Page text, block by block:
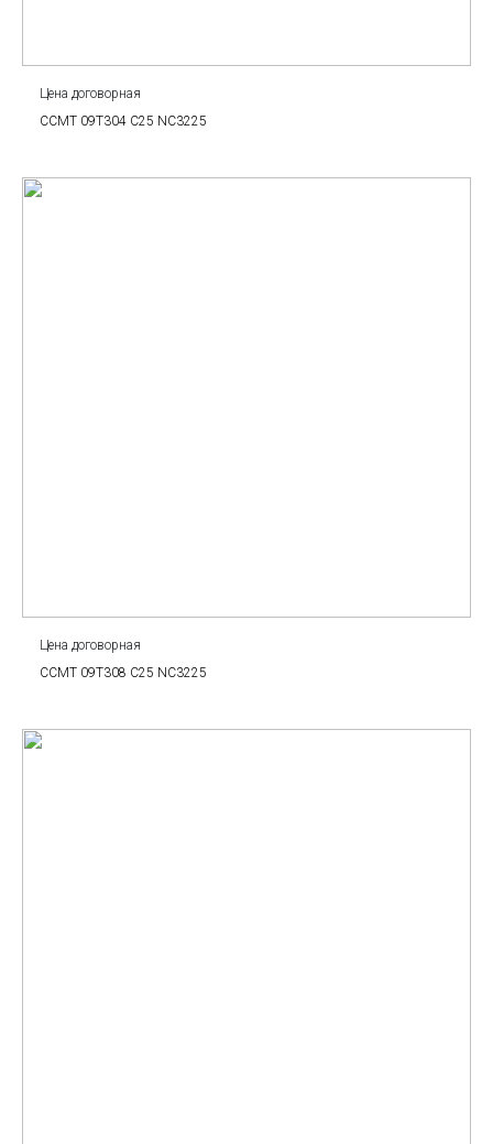
Цена договорная
CCMT 09T304 C25 NC3225
Цена договорная
CCMT 09T308 C25 NC3225